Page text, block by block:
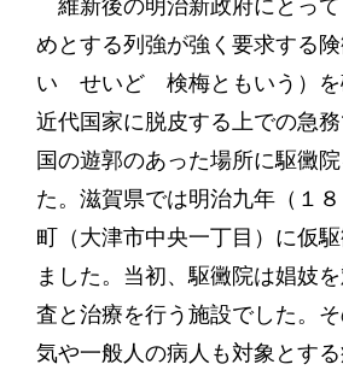
維新後の明治新政府にとっ
めとする列強が強く要求する
い せいど 検梅ともいう）を
近代国家に脱皮する上での急
国の遊郭のあった場所に駆黴
た。滋賀県では明治九年（１
町（大津市中央一丁目）に仮
ました。当初、駆黴院は娼妓
査と治療を行う施設でした。
気や一般人の病人も対象とす